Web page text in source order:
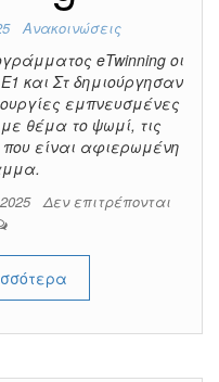
Ανακοινώσεις
eTwinning οι
και Στ δημιούργησαν
εμπνευσμένες
θέμα το ψωμί, τις
είναι αφιερωμένη
Δεν επιτρέπονται